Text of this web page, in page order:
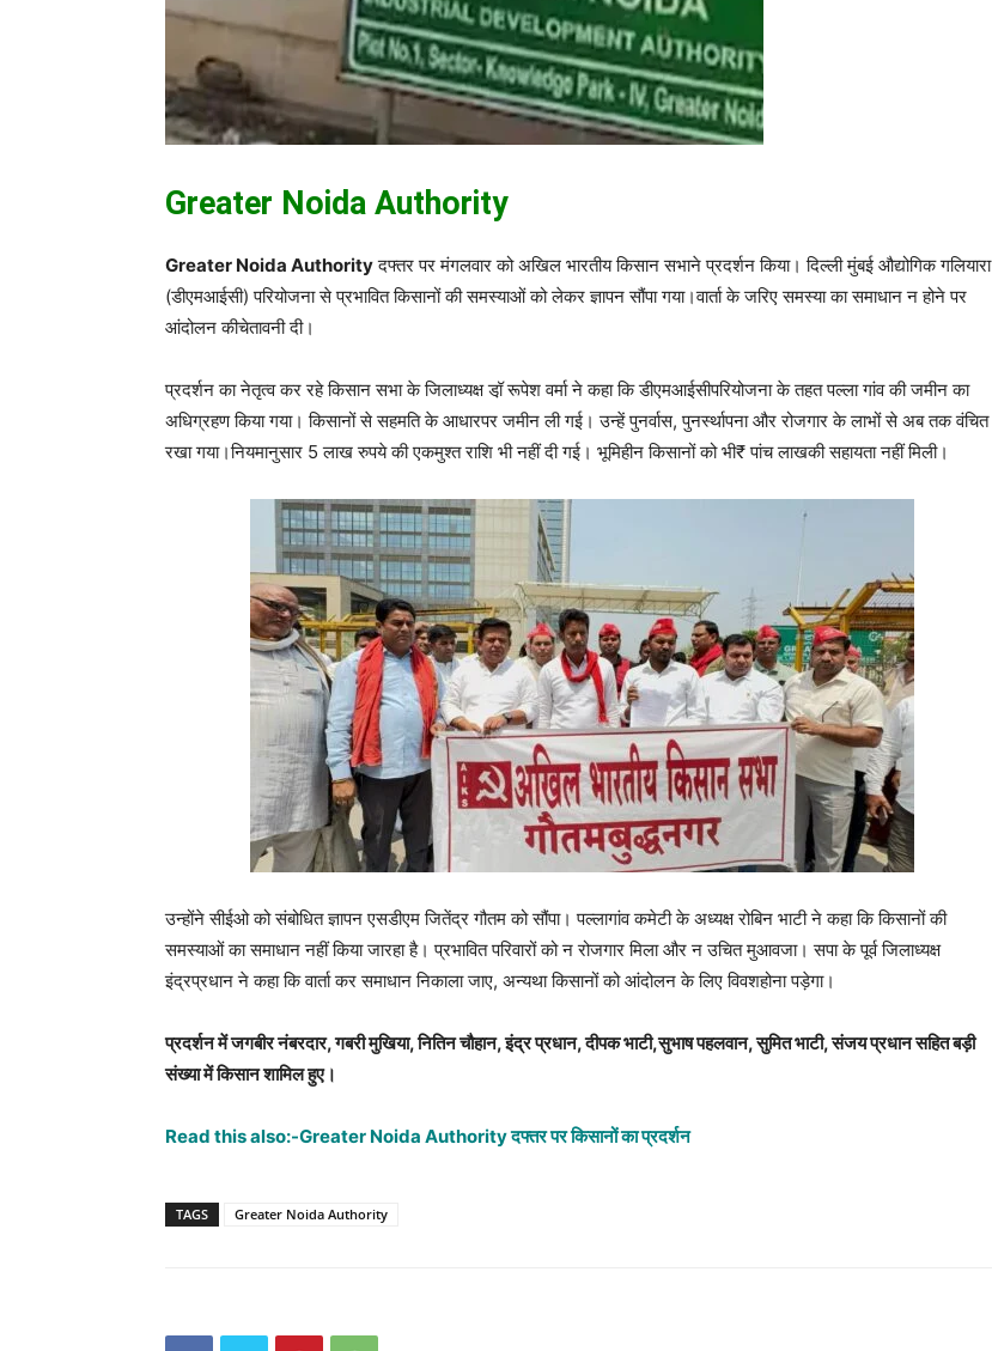
Greater Noida Authority
Greater Noida Authorityदफ्तर पर मंगलवार को अखिल भारतीय किसान सभाने प्रदर्शन किया। दिल्ली मुंबई औद्योगिक गलियारा
(डीएमआईसी) परियोजना से प्रभावित किसानों की समस्याओं को लेकर ज्ञापन सौंपा गया।वार्ता के जरिए समस्या का समाधान न होने पर
आंदोलन कीचेतावनी दी।
प्रदर्शन का नेतृत्व कर रहे किसान सभा के जिलाध्यक्ष डॉ़ रूपेश वर्मा ने कहा कि डीएमआईसीपरियोजना के तहत पल्ला गांव की जमीन का
अधिग्रहण किया गया। किसानों से सहमति के आधारपर जमीन ली गई। उन्हें पुनर्वास, पुनर्स्थापना और रोजगार के लाभों से अब तक वंचित
रखा गया।नियमानुसार 5 लाख रुपये की एकमुश्त राशि भी नहीं दी गई। भूमिहीन किसानों को भी₹ पांच लाखकी सहायता नहीं मिली।
उन्होंने सीईओ को संबोधित ज्ञापन एसडीएम जितेंद्र गौतम को सौंपा। पल्लागांव कमेटी के अध्यक्ष रोबिन भाटी ने कहा कि किसानों की
समस्याओं का समाधान नहीं किया जारहा है। प्रभावित परिवारों को न रोजगार मिला और न उचित मुआवजा। सपा के पूर्व जिलाध्यक्ष
इंद्रप्रधान ने कहा कि वार्ता कर समाधान निकाला जाए, अन्यथा किसानों को आंदोलन के लिए विवशहोना पड़ेगा।
प्रदर्शन में जगबीर नंबरदार, गबरी मुखिया, नितिन चौहान, इंद्र प्रधान, दीपक भाटी,सुभाष पहलवान, सुमित भाटी, संजय प्रधान सहित बड़ी
संख्या में किसान शामिल हुए।
Read this also:-Greater Noida Authority दफ्तर पर किसानों का प्रदर्शन
TAGS Greater Noida Authority